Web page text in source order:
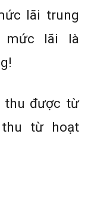
lãi trung
mức lãi là
thu được từ
từ hoạt